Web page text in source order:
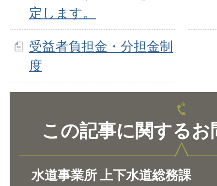
定します。
受益者負担金・分担金制
度
この記事に関するお
水道事業所 上下水道総務課